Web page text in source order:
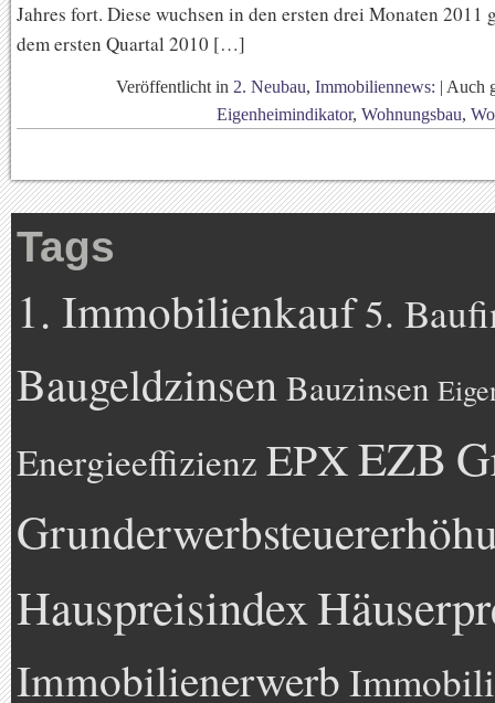
Jahres fort. Diese wuchsen in den ersten drei Monaten 2011
dem ersten Quartal 2010 […]
Veröffentlicht in 2. Neubau, Immobiliennews: | Auch
Eigenheimindikator, Wohnungsbau,
Tags
1. Immobilienkauf5.
BaugeldzinsenBauzinsen
Energieeffizienz EPXEZB
Hauspreisindex
Immobilienerwerb